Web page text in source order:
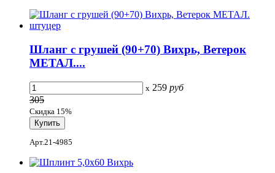
Шланг с грушей (90+70) Вихрь, Ветерок
МЕТАЛ....
x 259 руб
305
Скидка 15%
Арт.21-4985